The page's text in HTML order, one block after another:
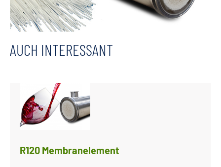
AUCH INTERESSANT
R120 Membranelement